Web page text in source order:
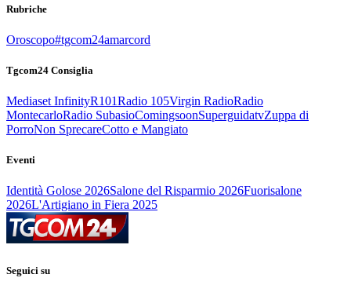
Rubriche
Oroscopo#tgcom24amarcord
Tgcom24 Consiglia
Mediaset InfinityR101Radio 105Virgin RadioRadio
MontecarloRadio SubasioComingsoonSuperguidatvZuppa di
PorroNon SprecareCotto e Mangiato
Eventi
Identità Golose 2026Salone del Risparmio 2026Fuorisalone
2026L'Artigiano in Fiera 2025
Seguici su